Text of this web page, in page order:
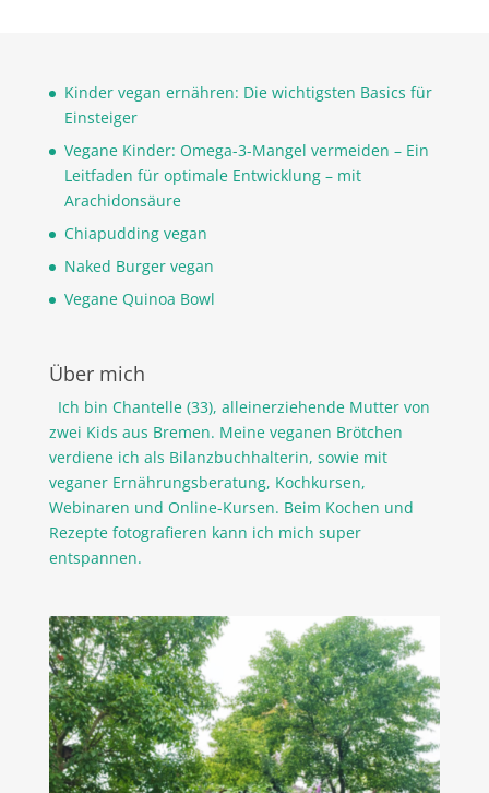
Kinder vegan ernähren: Die wichtigsten Basics für
Einsteiger
Vegane Kinder: Omega-3-Mangel vermeiden – Ein
Leitfaden für optimale Entwicklung – mit
Arachidonsäure
Chiapudding vegan
Naked Burger vegan
Vegane Quinoa Bowl
Über mich
Ich bin Chantelle (33), alleinerziehende Mutter von
zwei Kids aus Bremen. Meine veganen Brötchen
verdiene ich als Bilanzbuchhalterin, sowie mit
veganer Ernährungsberatung, Kochkursen,
Webinaren und Online-Kursen. Beim Kochen und
Rezepte fotografieren kann ich mich super
entspannen.